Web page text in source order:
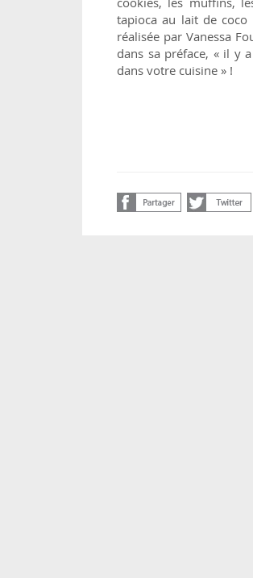
tapioca au lait de coco
réalisée par Vanessa
dans sa préface, « il y
dans votre cuisine » !